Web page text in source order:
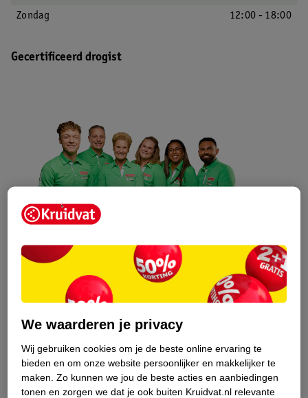
Zondag
12:00 - 18:00
Gecertificeerd drogist
Kruidvat is een erkend specialist in
zelfzorg, ook online. Wat je
gezondheidsvraag ook is, stel hem aan
Stel je gezondheidsvraag
We waarderen je privacy
Wij gebruiken cookies om je de beste online ervaring te
bieden en om onze website persoonlijker en makkelijker te
maken. Zo kunnen we jou de beste acties en aanbiedingen
tonen en zorgen we dat je ook buiten Kruidvat.nl relevante